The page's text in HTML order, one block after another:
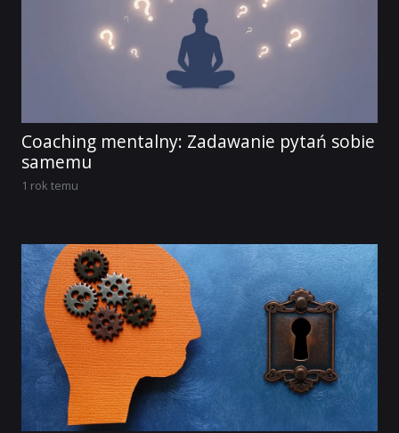
Coaching mentalny: Zadawanie pytań sobie
samemu
1 rok temu